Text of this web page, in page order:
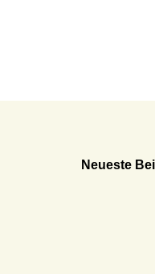
Neueste